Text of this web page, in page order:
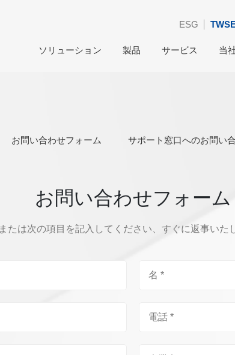
ESG
ソリューション 製品 サービス 当
お問い合わせフォーム サポート窓口へのお問い
お問い合わせフォーム
たは次の項目を記入してください、すぐに返事いた